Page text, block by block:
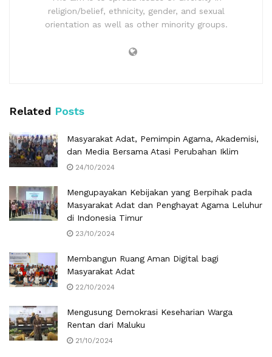
religion/belief, ethnicity, gender, and sexual
orientation as well as other minority groups.
Related Posts
Masyarakat Adat, Pemimpin Agama, Akademisi,
dan Media Bersama Atasi Perubahan Iklim
24/10/2024
Mengupayakan Kebijakan yang Berpihak pada
Masyarakat Adat dan Penghayat Agama Leluhur
di Indonesia Timur
23/10/2024
Membangun Ruang Aman Digital bagi
Masyarakat Adat
22/10/2024
Mengusung Demokrasi Keseharian Warga
Rentan dari Maluku
21/10/2024